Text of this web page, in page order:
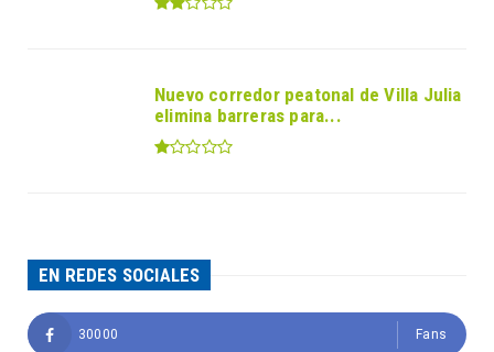
Nuevo corredor peatonal de Villa Julia
elimina barreras para...
EN REDES SOCIALES
30000 Fans